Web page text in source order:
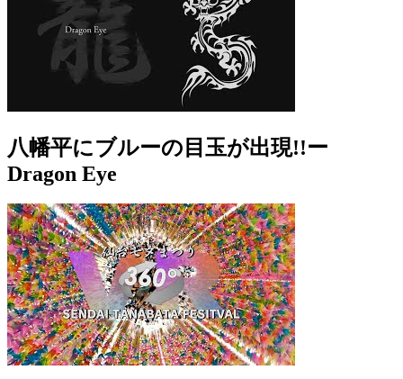
八幡平にブルーの目玉が出現!!ー
Dragon Eye